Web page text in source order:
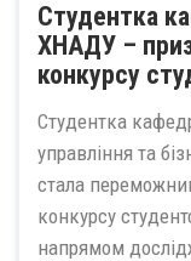
Студентка
ХНАДУ –
конкурсу
Студентка
управління та
стала
конкурсу
напрямом